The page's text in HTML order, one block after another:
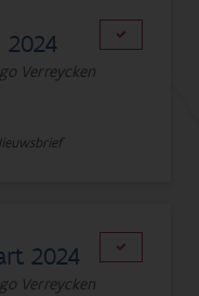
Verreycken
2024
Verreycken